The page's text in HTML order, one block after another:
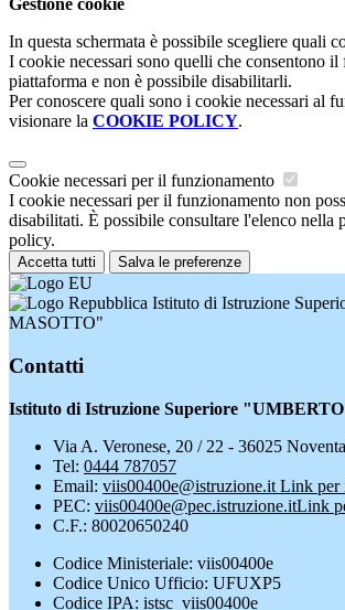
Gestione cookie
In questa schermata è possibile scegliere quali
I cookie necessari sono quelli che consentono il
piattaforma e non è possibile disabilitarli.
Per conoscere quali sono i cookie necessari al
visionare la COOKIE POLICY.
Cookie necessari per il funzionamento
I cookie necessari per il funzionamento non
disabilitati. È possibile consultare l'elenco nella
policy.
Accetta tutti Salva le preferenze
Istituto di Istruzione
MASOTTO"
Contatti
Istituto di Istruzione Superiore
Via A. Veronese, 20 / 22 - 36025
Tel: 0444 787057
Email: viis00400e@istruzione.it Link per
PEC: viis00400e@pec.istruzione.itLink
C.F.: 80020650240
Codice Ministeriale: viis00400e
Codice Unico Ufficio: UFUXP5
Codice IPA: istsc_viis00400e